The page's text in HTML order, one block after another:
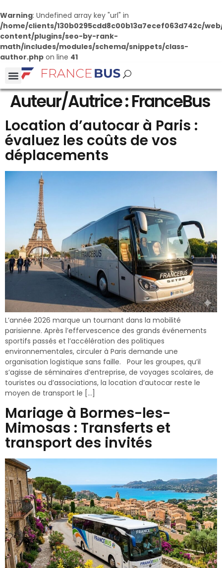
Warning: Undefined array key "url" in
/home/clients/130b0295cdd8c00b13a7ecef063d742c/
content/plugins/seo-by-rank-
math/includes/modules/schema/snippets/class-
author.php on line 41
Auteur/autrice :FranceBus
Location d’autocar à Paris :
évaluez les coûts de vos
déplacements
L’année 2026 marque un tournant dans la mobilité
parisienne. Après l’effervescence des grands événements
sportifs passés et l’accélération des politiques
environnementales, circuler à Paris demande une
organisation logistique sans faille. Pour les groupes, qu’il
s’agisse de séminaires d’entreprise, de voyages scolaires, de
touristes ou d’associations, la location d’autocar reste le
moyen de transport le […]
Mariage à Bormes-les-
Mimosas : Transferts et
transport des invités